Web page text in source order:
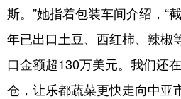
斯。”她指着包装车间介绍，“
年已出口土豆、西红柿、辣椒
口金额超130万美元。我们还
仓，让乐都蔬菜更快走向中亚